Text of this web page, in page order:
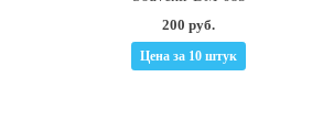
200 руб.
Цена за 10 штук